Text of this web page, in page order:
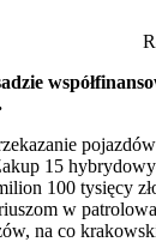
15
100
w
na co